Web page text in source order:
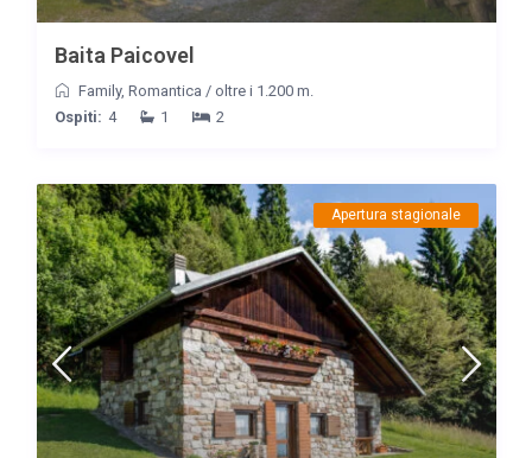
Baita Paicovel
Family, Romantica / oltre i 1.200 m.
Ospiti: 4 1 2
Apertura stagionale